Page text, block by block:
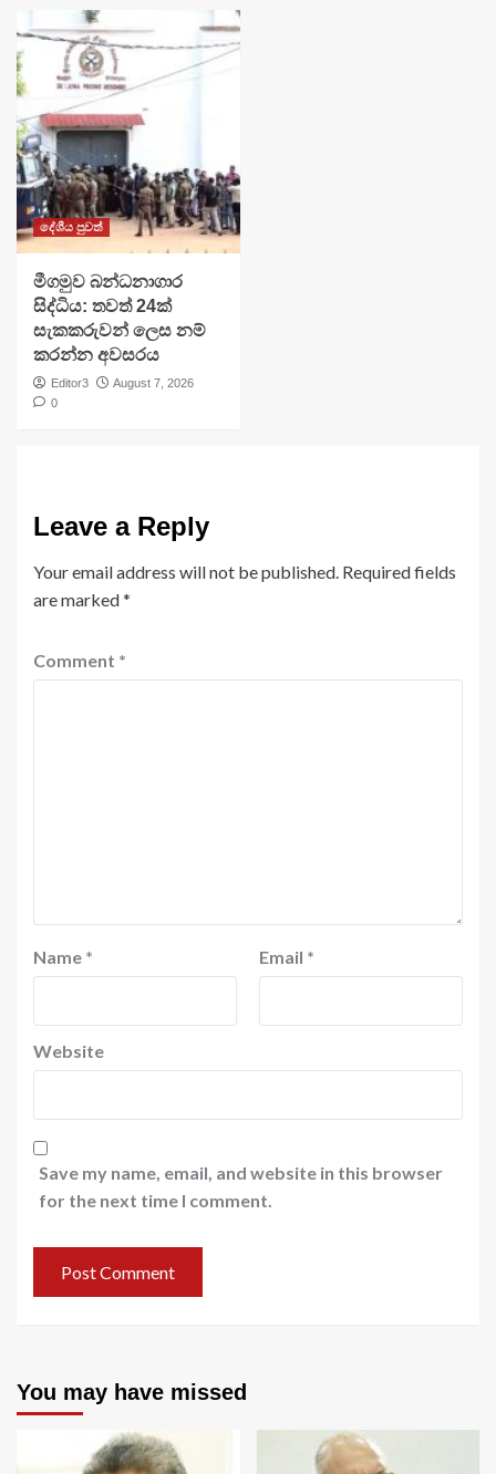
දේශීය පුවත්
මීගමුව බන්ධනාගාර
සිද්ධිය: තවත් 24ක්
සැකකරුවන් ලෙස නම්
කරන්න අවසරය
Editor3
August 7, 2026
0
Leave a Reply
Your email address will not be published. Required fields
are marked*
Comment *
Name * Email *
Website
Save my name, email, and website in this browser
for the next time I comment.
You may have missed